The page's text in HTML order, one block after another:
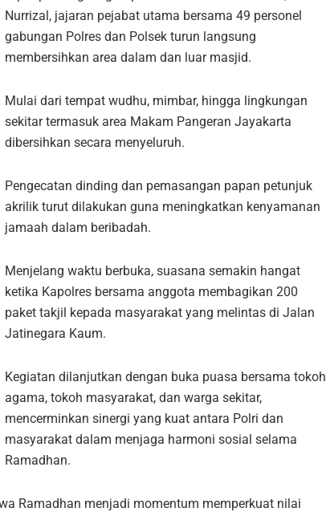
Nurrizal, jajaran pejabat utama bersama 49 personel
gabungan Polres dan Polsek turun langsung
membersihkan area dalam dan luar masjid.
Mulai dari tempat wudhu, mimbar, hingga lingkungan
sekitar termasuk area Makam Pangeran Jayakarta
dibersihkan secara menyeluruh.
Pengecatan dinding dan pemasangan papan petunjuk
akrilik turut dilakukan guna meningkatkan kenyamanan
jamaah dalam beribadah.
Menjelang waktu berbuka, suasana semakin hangat
ketika Kapolres bersama anggota membagikan 200
paket takjil kepada masyarakat yang melintas di Jalan
Jatinegara Kaum.
Kegiatan dilanjutkan dengan buka puasa bersama tokoh
agama, tokoh masyarakat, dan warga sekitar,
mencerminkan sinergi yang kuat antara Polri dan
masyarakat dalam menjaga harmoni sosial selama
Ramadhan.
Ramadhan menjadi momentum memperkuat nilai